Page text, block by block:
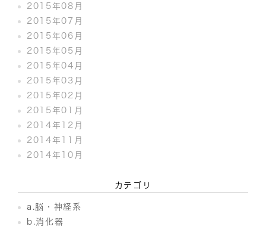
2015年08月
2015年07月
2015年06月
2015年05月
2015年04月
2015年03月
2015年02月
2015年01月
2014年12月
2014年11月
2014年10月
カテゴリ
a.脳・神経系
b.消化器